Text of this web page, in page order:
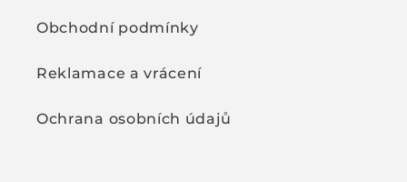
Obchodní podmínky
Reklamace a vrácení
Ochrana osobních údajů